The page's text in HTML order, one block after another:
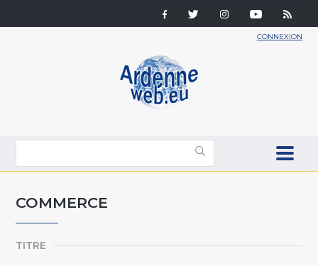
CONNEXION
COMMERCE
TITRE